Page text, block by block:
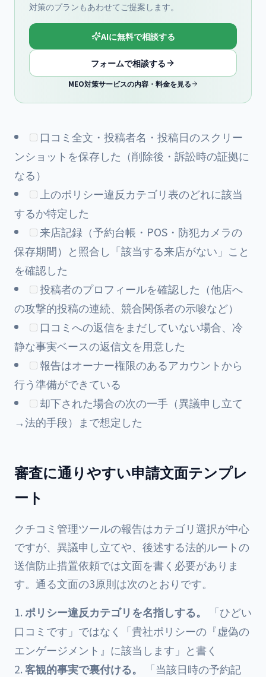
対策のプランもあわせてご提案します。
AIに無料で相談する
フォームで相談する
MEO対策サービスの内容・料金を見る
口コミ全文・投稿者名・投稿日のスクリー
ンショットを保存した（削除後・訴訟時の証拠に
なる）
上のポリシー違反カテゴリ表のどれに該当
するか特定した
来店記録（予約台帳・POS・防犯カメラの
保存期間）と照合し「該当する来店がない」こと
を確認した
投稿者のプロフィールを確認した（他店へ
の攻撃的投稿の連続、競合関係者の示唆など）
口コミへの返信をまだしていない場合、冷
静な事実ベースの返信文を用意した
報告はオーナー権限のあるアカウントから
行う準備ができている
却下された場合の次の一手（異議申し立て
→法的手段）まで想定した
審査に通りやすい申請文面テンプレ
ート
クチコミ管理ツールの報告はカテゴリ選択が中心
ですが、異議申し立てや、後述する法的ルートの
送信防止措置依頼では文面を書く必要がありま
す。通る文面の3原則は次のとおりです。
ポリシー違反カテゴリを名指しする。
「ひどい
口コミです」ではなく「貴社ポリシーの『虚偽の
エンゲージメント』に該当します」と書く
客観的事実で裏付ける。
「当該日時の予約記